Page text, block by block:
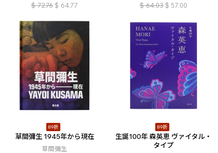
$ 72.76 $ 64.77
$ 64.03 $ 57.00
89折
草間彌生 1945年から現在
草間彌生
89折
生誕100年 森英恵 ヴァイタル・
タイプ